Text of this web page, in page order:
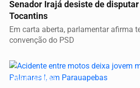
Senador Irajá desiste de
Tocantins
Em carta aberta, parlamentar afirma
convenção do PSD
PARAUAPEBAS